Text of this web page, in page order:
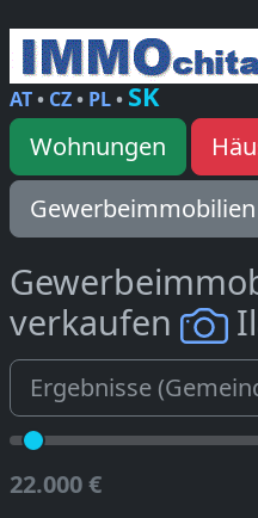
AT• CZ• PL• SK
Wohnungen
Gewerbeimmobilien
verkaufen
22.000 €